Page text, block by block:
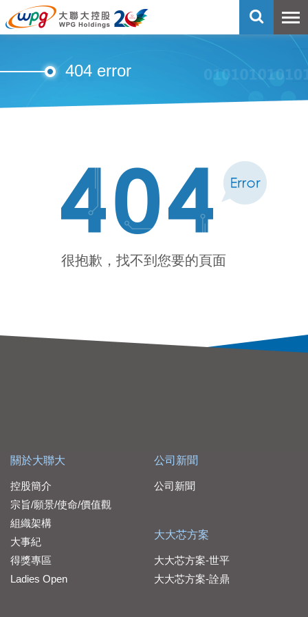
404 error
很抱歉，找不到您要的頁面
關於大聯大
控股簡介
宗旨/願景/使命/價值觀
組織架構
大事紀
得獎專區
Ladies Open
公司新聞
公司新聞
大大芯方案
大大芯方案-世平
大大芯方案-詮鼎